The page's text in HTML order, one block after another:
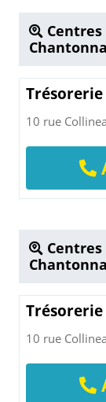
10 rue
10 rue